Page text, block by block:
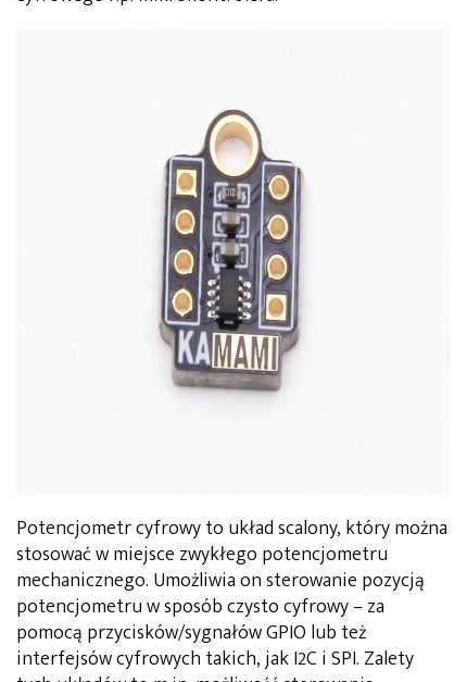
Potencjometr cyfrowy to układ scalony, który można
stosować w miejsce zwykłego potencjometru
mechanicznego. Umożliwia on sterowanie pozycją
potencjometru w sposób czysto cyfrowy – za
pomocą przycisków/sygnałów GPIO lub też
interfejsów cyfrowych takich, jak I2C i SPI. Zalety